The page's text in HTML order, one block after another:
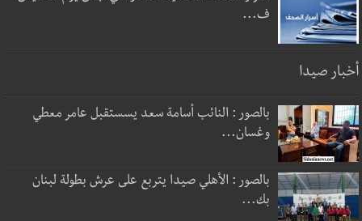
ف...
أخبار صيدا
بالصور : النائب أسامة سعد يسستقبل عامر معطي
وغسان...
بالصور : الأهلي صيدا يتربع على عرش بطولة لبنان
بك...